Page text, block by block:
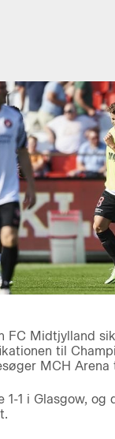
FC Midtjylland
til
MCH Arena
1-1 i Glasgow, og